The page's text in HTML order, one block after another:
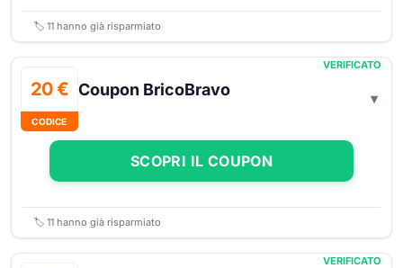
🏷️ 11 hanno già risparmiato
20 €
CODICE
VERIFICATO
Coupon BricoBravo
SCOPRI IL COUPON
🏷️ 11 hanno già risparmiato
VERIFICATO